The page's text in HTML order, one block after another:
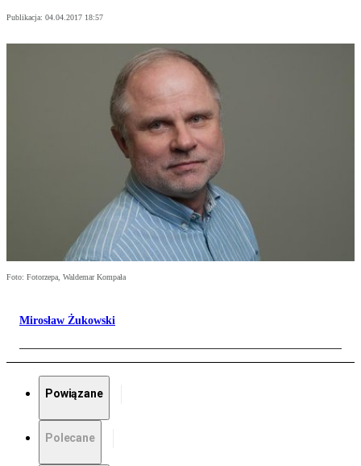
Publikacja: 04.04.2017 18:57
Foto: Fotorzepa, Waldemar Kompała
Mirosław Żukowski
Powiązane
Polecane